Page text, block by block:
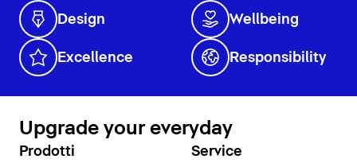
Design Wellbeing
Excellence Responsibility
Upgrade your everyday
Prodotti Service